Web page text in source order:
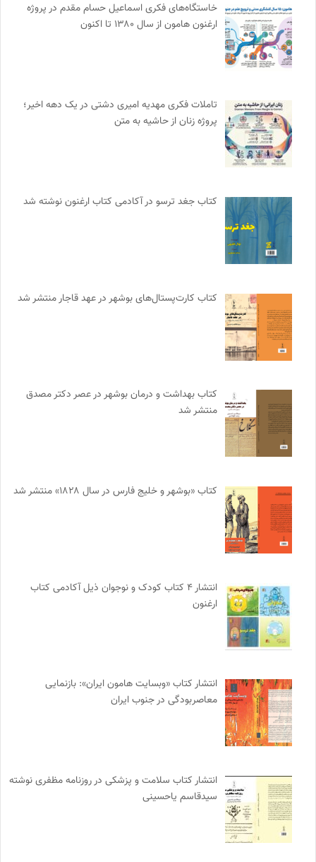
خاستگاه‌های فکری اسماعیل حسام مقدم در پروژه
ارغنون هامون از سال ۱۳۸۰ تا اکنون
تاملات فکری مهدیه امیری دشتی در یک دهه اخیر؛
پروژه زنان از حاشیه به متن
کتاب جغد ترسو در آکادمی کتاب ارغنون نوشته شد
کتاب کارت‌پستال‌های بوشهر در عهد قاجار منتشر شد
کتاب بهداشت و درمان بوشهر در عصر دکتر مصدق
منتشر شد
کتاب «بوشهر و خلیج فارس در سال ۱۸۲۸» منتشر شد
انتشار ۴ کتاب کودک و نوجوان ذیل آکادمی کتاب
ارغنون
انتشار کتاب «وبسایت هامون ایران»: بازنمایی
معاصربودگی در جنوب ایران
انتشار کتاب سلامت و پزشکی در روزنامه مظفری نوشته
سیدقاسم یاحسینی